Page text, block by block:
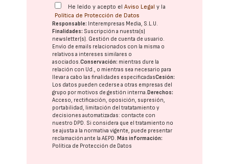
He leído y acepto elAviso Legal y la
Política de Protección de Datos
Responsable: Interempresas Media, S.L.U.
Finalidades: Suscripción a nuestra(s)
newsletter(s). Gestión de cuenta de usuario.
Envío de emails relacionados con la misma o
relativos a intereses similares o
asociados.Conservación: mientras dure la
relación con Ud., o mientras sea necesario para
llevar a cabo las finalidades especificadasCesión:
Los datos pueden cederse a otras empresas del
grupo por motivos de gestión interna.Derechos:
Acceso, rectificación, oposición, supresión,
portabilidad, limitación del tratatamiento y
decisiones automatizadas: contacte con
nuestro DPD. Si considera que el tratamiento no
se ajusta a la normativa vigente, puede presentar
reclamación ante laAEPD.Más información:
Política de Protección de Datos